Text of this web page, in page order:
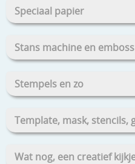
Speciaal papier
Stans machine en
Stempels en zo
Template, mask, stencils,
Wat nog, een creatief